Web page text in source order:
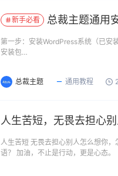
新手必看 总裁主题通用
第一步：安装WordPress系统（已安
安装包…
总裁主题 通用教程
人生苦短，无畏去担心
人生苦短 无畏去担心别人怎么想你
语？ 加油，不止是行动，更是心态。